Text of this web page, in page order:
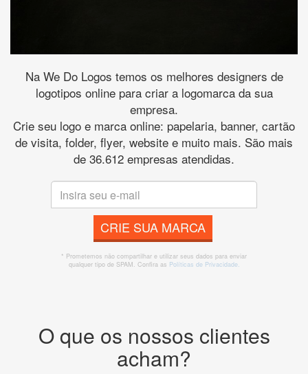
Na We Do Logos temos os melhores designers de
logotipos online para criar a logomarca da sua
empresa.
Crie seu logo e marca online: papelaria, banner, cartão
de visita, folder, flyer, website e muito mais. São mais
de 36.612 empresas atendidas.
CRIE SUA MARCA
* Prometemos não compartilhar e utilizar seus dados para enviar
qualquer tipo de SPAM. Confira as Políticas de Privacidade.
O que os nossos clientes
acham?